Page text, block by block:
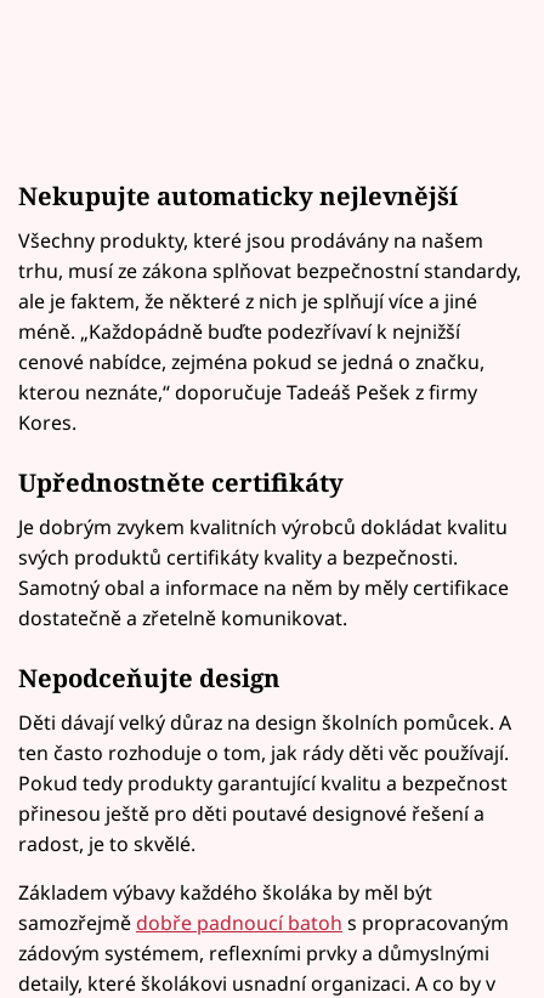
Nekupujte automaticky nejlevnější
Všechny produkty, které jsou prodávány na našem
trhu, musí ze zákona splňovat bezpečnostní standardy,
ale je faktem, že některé z nich je splňují více a jiné
méně. „Každopádně buďte podezřívaví k nejnižší
cenové nabídce, zejména pokud se jedná o značku,
kterou neznáte,“ doporučuje Tadeáš Pešek z firmy
Kores.
Upřednostněte certifikáty
Je dobrým zvykem kvalitních výrobců dokládat kvalitu
svých produktů certifikáty kvality a bezpečnosti.
Samotný obal a informace na něm by měly certifikace
dostatečně a zřetelně komunikovat.
Nepodceňujte design
Děti dávají velký důraz na design školních pomůcek. A
ten často rozhoduje o tom, jak rády děti věc používají.
Pokud tedy produkty garantující kvalitu a bezpečnost
přinesou ještě pro děti poutavé designové řešení a
radost, je to skvělé.
Základem výbavy každého školáka by měl být
samozřejmě dobře padnoucí batoh s propracovaným
zádovým systémem, reflexními prvky a důmyslnými
detaily, které školákovi usnadní organizaci. A co by v